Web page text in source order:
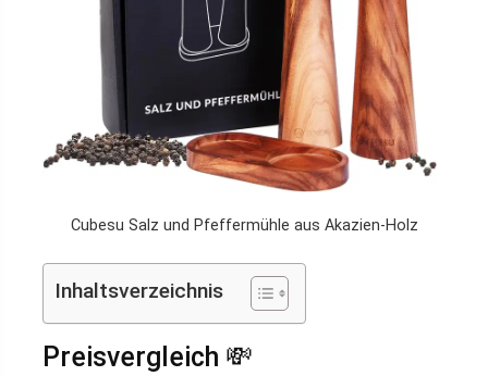
Cubesu Salz und Pfeffermühle aus Akazien-Holz
Inhaltsverzeichnis
Preisvergleich 💸